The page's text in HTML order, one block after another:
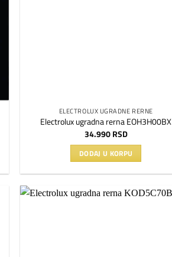
ELECTROLUX UGRADNE RERNE
Electrolux ugradna rerna EOH3H00BX
34.990RSD
DODAJ U KORPU